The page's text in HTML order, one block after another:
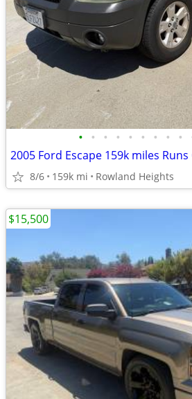
• • • • • • • • •
2005 Ford Escape 159k miles
8/6 159k mi Rowland Heights
$15,500